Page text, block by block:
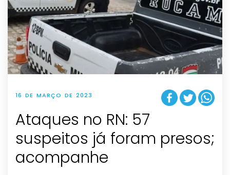
16 DE MARÇO DE 2023
Ataques no RN: 57
suspeitos já foram presos;
acompanhe